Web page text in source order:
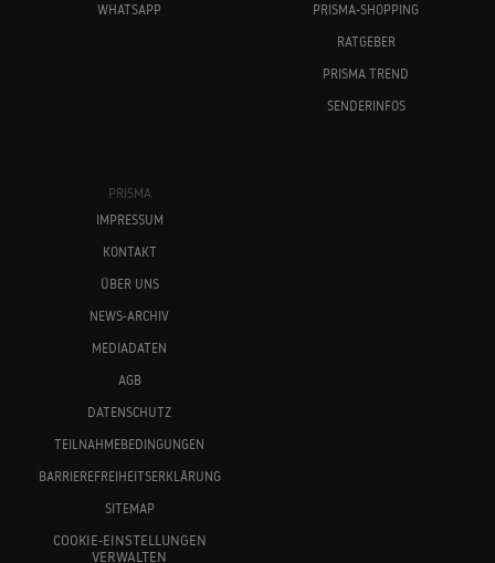
WHATSAPP
PRISMA-SHOPPING
RATGEBER
PRISMA TREND
SENDERINFOS
PRISMA
IMPRESSUM
KONTAKT
ÜBER UNS
NEWS-ARCHIV
MEDIADATEN
AGB
DATENSCHUTZ
TEILNAHMEBEDINGUNGEN
BARRIEREFREIHEITSERKLÄRUNG
SITEMAP
COOKIE-EINSTELLUNGEN
VERWALTEN